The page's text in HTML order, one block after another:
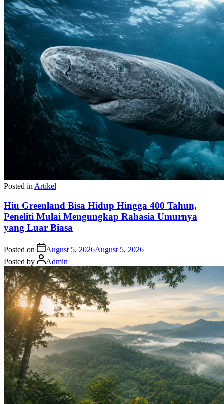
Posted in Artikel
Hiu Greenland Bisa Hidup Hingga 400 Tahun,
Peneliti Mulai Mengungkap Rahasia Umurnya
yang Luar Biasa
Posted on August 5, 2026August 5, 2026
Posted by
Admin